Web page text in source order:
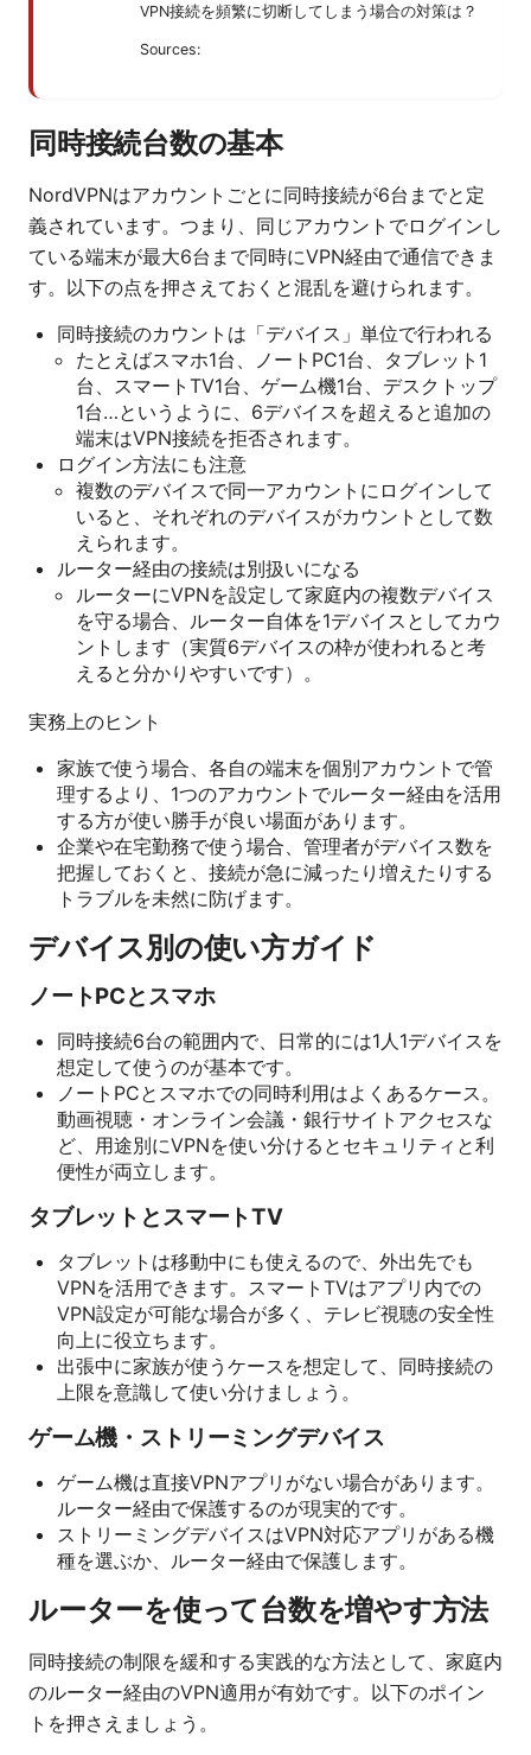
VPN接続を頻繁に切断してしまう場合の対策は？
Sources:
同時接続台数の基本
NordVPNはアカウントごとに同時接続が6台までと定
義されています。つまり、同じアカウントでログインし
ている端末が最大6台まで同時にVPN経由で通信できま
す。以下の点を押さえておくと混乱を避けられます。
同時接続のカウントは「デバイス」単位で行われる
たとえばスマホ1台、ノートPC1台、タブレット1
台、スマートTV1台、ゲーム機1台、デスクトップ
1台…というように、6デバイスを超えると追加の
端末はVPN接続を拒否されます。
ログイン方法にも注意
複数のデバイスで同一アカウントにログインして
いると、それぞれのデバイスがカウントとして数
えられます。
ルーター経由の接続は別扱いになる
ルーターにVPNを設定して家庭内の複数デバイス
を守る場合、ルーター自体を1デバイスとしてカウ
ントします（実質6デバイスの枠が使われると考
えると分かりやすいです）。
実務上のヒント
家族で使う場合、各自の端末を個別アカウントで管
理するより、1つのアカウントでルーター経由を活用
する方が使い勝手が良い場面があります。
企業や在宅勤務で使う場合、管理者がデバイス数を
把握しておくと、接続が急に減ったり増えたりする
トラブルを未然に防げます。
デバイス別の使い方ガイド
ノートPCとスマホ
同時接続6台の範囲内で、日常的には1人1デバイスを
想定して使うのが基本です。
ノートPCとスマホでの同時利用はよくあるケース。
動画視聴・オンライン会議・銀行サイトアクセスな
ど、用途別にVPNを使い分けるとセキュリティと利
便性が両立します。
タブレットとスマートTV
タブレットは移動中にも使えるので、外出先でも
VPNを活用できます。スマートTVはアプリ内での
VPN設定が可能な場合が多く、テレビ視聴の安全性
向上に役立ちます。
出張中に家族が使うケースを想定して、同時接続の
上限を意識して使い分けましょう。
ゲーム機・ストリーミングデバイス
ゲーム機は直接VPNアプリがない場合があります。
ルーター経由で保護するのが現実的です。
ストリーミングデバイスはVPN対応アプリがある機
種を選ぶか、ルーター経由で保護します。
ルーターを使って台数を増やす方法
同時接続の制限を緩和する実践的な方法として、家庭内
のルーター経由のVPN適用が有効です。以下のポイン
トを押さえましょう。